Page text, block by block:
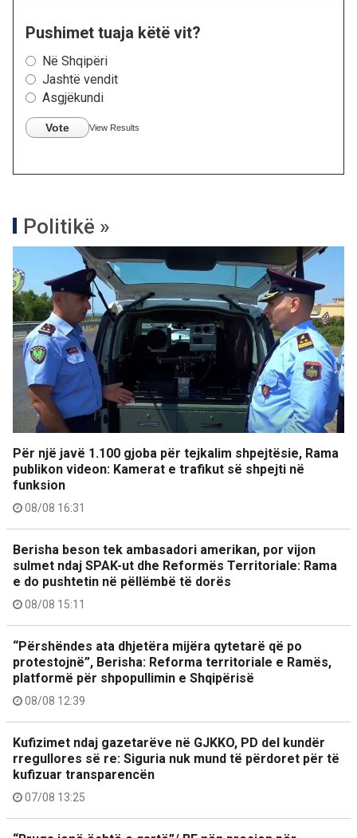
Pushimet tuaja këtë vit?
Në Shqipëri
Jashtë vendit
Asgjëkundi
Vote View Results
Politikë »
Për një javë 1.100 gjoba për tejkalim shpejtësie, Rama
publikon videon: Kamerat e trafikut së shpejti në
funksion
08/08 16:31
Berisha beson tek ambasadori amerikan, por vijon
sulmet ndaj SPAK-ut dhe Reformës Territoriale: Rama
e do pushtetin në pëllëmbë të dorës
08/08 15:11
“Përshëndes ata dhjetëra mijëra qytetarë që po
protestojnë”, Berisha: Reforma territoriale e Ramës,
platformë për shpopullimin e Shqipërisë
08/08 12:39
Kufizimet ndaj gazetarëve në GJKKO, PD del kundër
rregullores së re: Siguria nuk mund të përdoret për të
kufizuar transparencën
07/08 13:25